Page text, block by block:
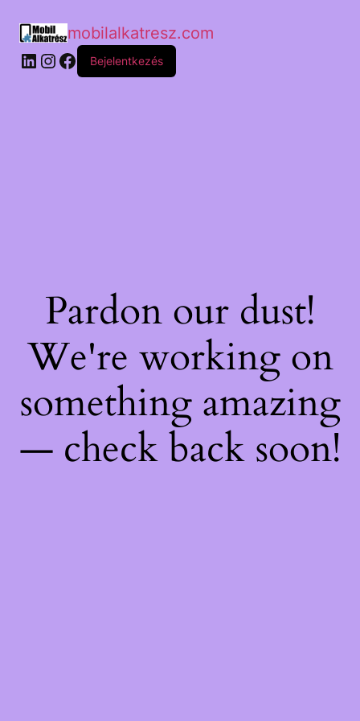
mobilalkatresz.com
Bejelentkezés
Pardon our dust!
We're working on
something amazing
— check back soon!